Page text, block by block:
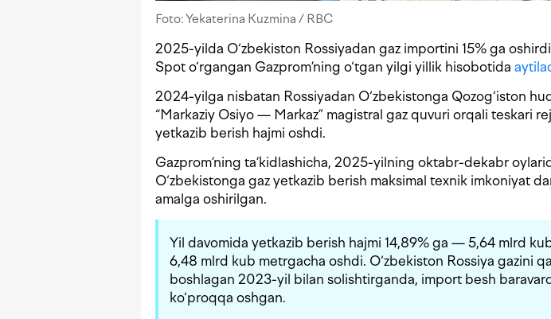
Foto: Yekaterina Kuzmina / RBC
2025-yilda O‘zbekiston Rossiyadan gaz importini 15% ga
Spot o‘rgangan Gazprom’ning o‘tgan yilgi yillik hisobotida
2024-yilga nisbatan Rossiyadan O‘zbekistonga Qozog‘iston
“Markaziy Osiyo — Markaz” magistral gaz quvuri orqali teskari
yetkazib berish hajmi oshdi.
Gazprom’ning ta’kidlashicha, 2025-yilning oktabr-dekabr
O‘zbekistonga gaz yetkazib berish maksimal texnik imkoniyat
amalga oshirilgan.
Yil davomida yetkazib berish hajmi 14,89% ga — 5,64 mlrd
6,48 mlrd kub metrgacha oshdi. O‘zbekiston Rossiya gazini
boshlagan 2023-yil bilan solishtirganda, import besh
ko‘proqqa oshgan.